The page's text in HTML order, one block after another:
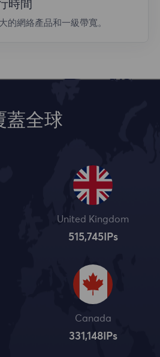
時間
的網絡產品和一級帶寬。
蓋全球
United Kingdom
515,745IPs
Canada
331,148IPs